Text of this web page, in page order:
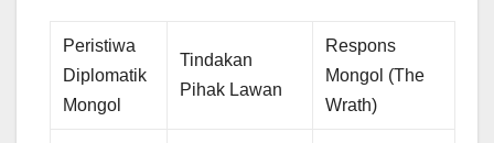
Peristiwa
Diplomatik
Mongol
Tindakan
Pihak Lawan
Respons
Mongol (The
Wrath)